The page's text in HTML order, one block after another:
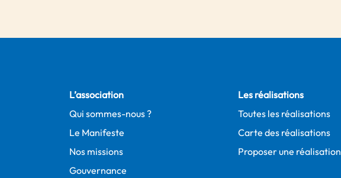
L’association
Qui sommes-nous ?
Le Manifeste
Nos missions
Gouvernance
Les réalisations
Toutes les réalisations
Carte des réalisations
Proposer une réalisation